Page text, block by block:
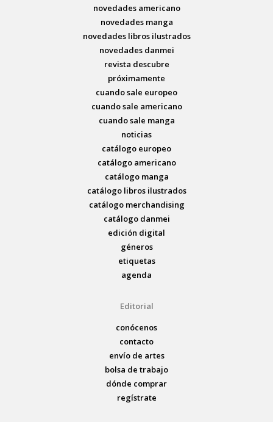
novedades americano
novedades manga
novedades libros ilustrados
novedades danmei
revista descubre
próximamente
cuando sale europeo
cuando sale americano
cuando sale manga
noticias
catálogo europeo
catálogo americano
catálogo manga
catálogo libros ilustrados
catálogo merchandising
catálogo danmei
edición digital
géneros
etiquetas
agenda
Editorial
conócenos
contacto
envío de artes
bolsa de trabajo
dónde comprar
regístrate